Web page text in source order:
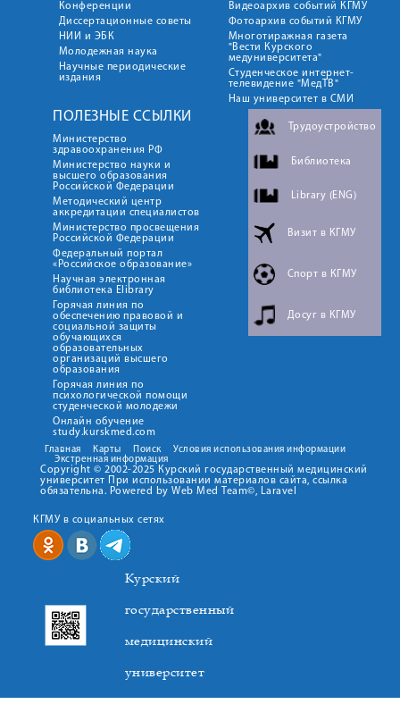
Конференции
Диссертационные советы
НИИ и ЭБК
Молодежная наука
Научные периодические
издания
Видеоархив событий КГМУ
Фотоархив событий КГМУ
Многотиражная газета
"Вести Курского
медуниверситета"
Студенческое интернет-
телевидение "МедТВ"
Наш университет в СМИ
ПОЛЕЗНЫЕ ССЫЛКИ
Министерство
здравоохранения РФ
Министерство науки и
высшего образования
Российской Федерации
Методический центр
аккредитации специалистов
Министерство просвещения
Российской Федерации
Федеральный портал
«Российское образование»
Научная электронная
библиотека Elibrary
Горячая линия по
обеспечению правовой и
социальной защиты
обучающихся
образовательных
организаций высшего
образования
Горячая линия по
психологической помощи
студенческой молодежи
Онлайн обучение
study.kurskmed.com
Трудоустройство
Библиотека
Library (ENG)
Визит в КГМУ
Спорт в КГМУ
Досуг в КГМУ
Главная Карты Поиск
Условия использования информации
Экстренная информация
Copyright © 2002-2025 Курский государственный медицинский
университет При использовании материалов сайта, ссылка
обязательна. Powered by Web Med Team©, Laravel
КГМУ в социальных сетях
Курский
государственный
медицинский
университет